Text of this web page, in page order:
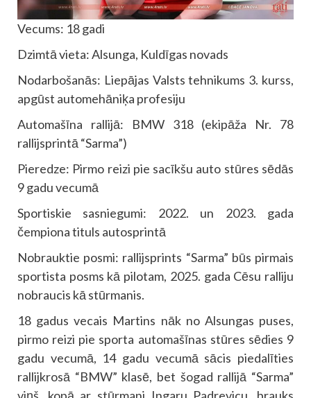
Vecums: 18 gadi
Dzimtā vieta: Alsunga, Kuldīgas novads
Nodarbošanās: Liepājas Valsts tehnikums 3. kurss,
apgūst automehāniķa profesiju
Automašīna rallijā: BMW 318 (ekipāža Nr. 78
rallijsprintā “Sarma”)
Pieredze: Pirmo reizi pie sacīkšu auto stūres sēdās
9 gadu vecumā
Sportiskie sasniegumi: 2022. un 2023. gada
čempiona tituls autosprintā
Nobrauktie posmi: rallijsprints “Sarma” būs pirmais
sportista posms kā pilotam, 2025. gada Cēsu ralliju
nobraucis kā stūrmanis.
18 gadus vecais Martins nāk no Alsungas puses,
pirmo reizi pie sporta automašīnas stūres sēdies 9
gadu vecumā, 14 gadu vecumā sācis piedalīties
rallijkrosā “BMW” klasē, bet šogad rallijā “Sarma”